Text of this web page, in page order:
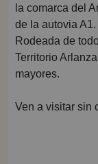
la comarca del
de la autovia A1.
Rodeada de
Territorio
mayores.
Ven a visitar sin